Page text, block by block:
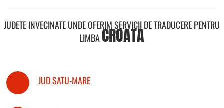
JUDETE INVECINATE UNDE OFERIM SERVICII DE TRADUCERE PENTRU
LIMBACROATA
JUD SATU-MARE